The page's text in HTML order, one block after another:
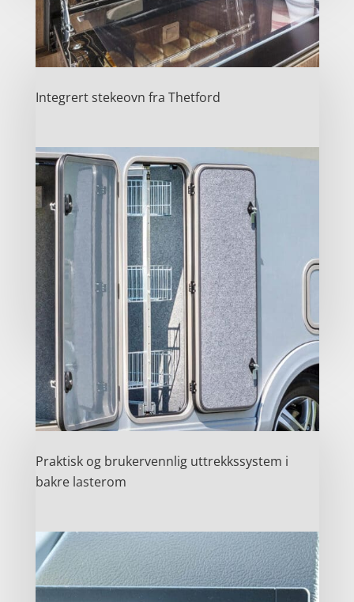
Integrert stekeovn fra Thetford
Praktisk og brukervennlig uttrekkssystem i
bakre lasterom